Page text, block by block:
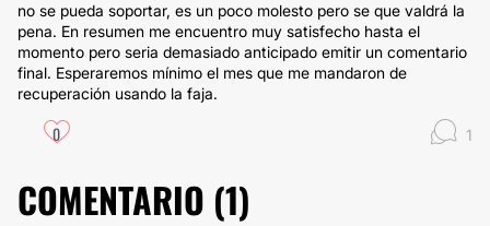
no se pueda soportar, es un poco molesto pero se que valdrá la
pena. En resumen me encuentro muy satisfecho hasta el
momento pero seria demasiado anticipado emitir un comentario
final. Esperaremos mínimo el mes que me mandaron de
recuperación usando la faja.
0 1
COMENTARIO (1)